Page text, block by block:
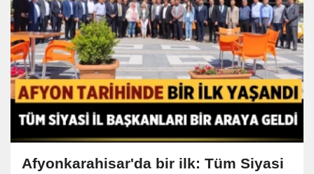
Afyonkarahisar'da bir ilk: Tüm Siyasi